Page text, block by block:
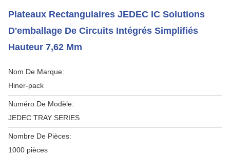
Plateaux Rectangulaires JEDEC IC Solutions
D'emballage De Circuits Intégrés Simplifiés
Hauteur 7,62 Mm
Nom De Marque:
Hiner-pack
Numéro De Modèle:
JEDEC TRAY SERIES
Nombre De Pièces:
1000 pièces